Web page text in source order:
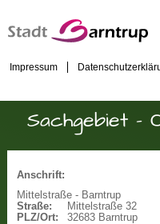
Impressum
Sachgebiet -
Anschrift:
Mittelstraße - Barntrup
Straße:
Mittelstraße 32
PLZ/Ort:
32683 Barntrup